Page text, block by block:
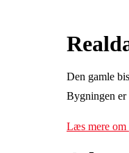
Den gamle
Bygningen er
Læs mere om